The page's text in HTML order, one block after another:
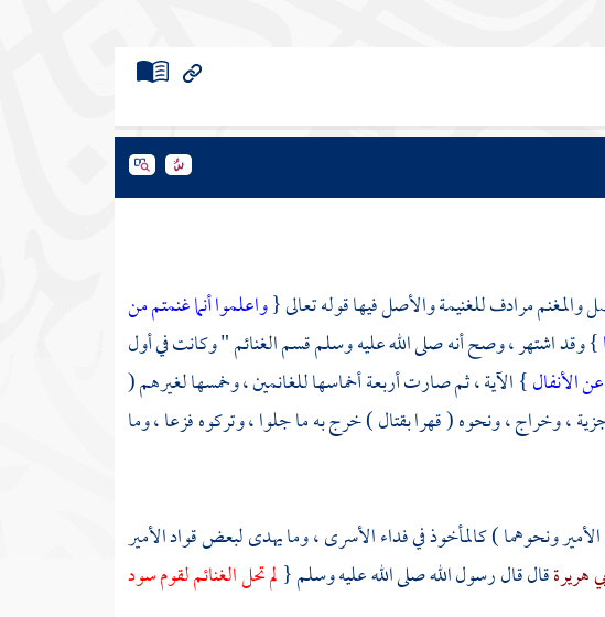
والمغنم مرادف للغنيمة والأصل فيها قوله تعالى {واعلموا أنما غنمتم من
} وقد اشتهر ، وصح أنه صلى الله عليه وسلم قسم الغنائم " وكانت في أول
الأنفال} الآية ، ثم صارت أربعة أخماسها للغانمين ، وخمسها لغيرهم (
وخراج ، ونحوه ( قهرا بقتال ) خرج به ما جلوا ، وتركوه فزعا ، وما
ونحوهما ) كالمأخوذ في فداء الأسرى ، وما يهدى لبعض قواد الأمير
هريرةقال قال رسول الله صلى الله عليه وسلم {لم تحل الغنائم لقوم سود